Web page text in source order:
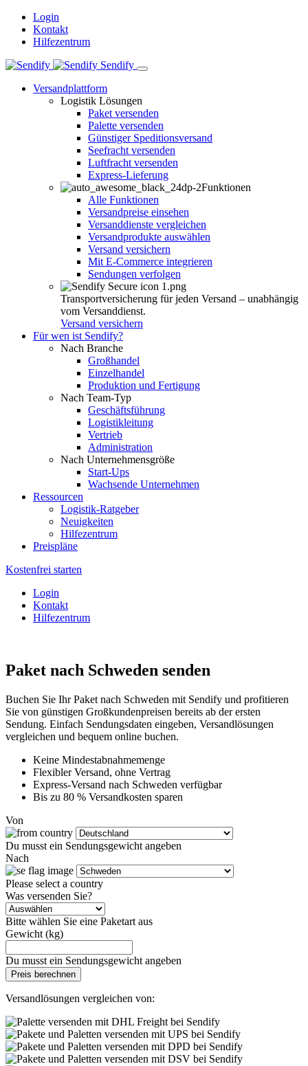
Login
Kontakt
Hilfezentrum
Sendify
Versandplattform
Logistik Lösungen
Paket versenden
Palette versenden
Günstiger Speditionsversand
Seefracht versenden
Luftfracht versenden
Express-Lieferung
Funktionen
Alle Funktionen
Versandpreise einsehen
Versanddienste vergleichen
Versandprodukte auswählen
Versand versichern
Mit E-Commerce integrieren
Sendungen verfolgen
Transportversicherung für jeden Versand – unabhängig
vom Versanddienst.
Versand versichern
Für wen ist Sendify?
Nach Branche
Großhandel
Einzelhandel
Produktion und Fertigung
Nach Team-Typ
Geschäftsführung
Logistikleitung
Vertrieb
Administration
Nach Unternehmensgröße
Start-Ups
Wachsende Unternehmen
Ressourcen
Logistik-Ratgeber
Neuigkeiten
Hilfezentrum
Preispläne
Kostenfrei starten
Login
Kontakt
Hilfezentrum
Paket nach Schweden senden
Buchen Sie Ihr Paket nach Schweden mit Sendify und profitieren
Sie von günstigen Großkundenpreisen bereits ab der ersten
Sendung. Einfach Sendungsdaten eingeben, Versandlösungen
vergleichen und bequem online buchen.
Keine Mindestabnahmemenge
Flexibler Versand, ohne Vertrag
Express-Versand nach Schweden verfügbar
Bis zu 80 % Versandkosten sparen
Von
Du musst ein Sendungsgewicht angeben
Nach
Please select a country
Was versenden Sie?
Bitte wählen Sie eine Paketart aus
Gewicht (kg)
Du musst ein Sendungsgewicht angeben
Preis berechnen
Versandlösungen vergleichen von: